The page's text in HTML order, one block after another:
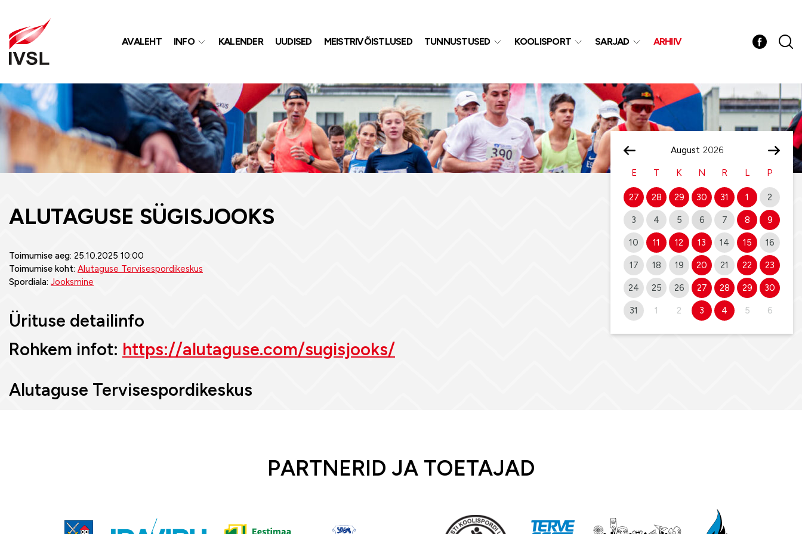
AVALEHT INFO KALENDER UUDISED MEISTRIVÕISTLUSED TUNNUSTUSED KOOLISPORT SARJAD ARHIIV
August
E T K N R L P
27 28 29 30 31 1 2
3 4 5 6 7 8 9
10 11 12 13 14 15 16
17 18 19 20 21 22 23
24 25 26 27 28 29 30
31 1 2 3 4 5 6
ALUTAGUSE SÜGISJOOKS
Toimumise aeg: 25.10.2025 10:00
Toimumise koht: Alutaguse Tervisespordikeskus
Spordiala:Jooksmine
Ürituse detailinfo
Rohkem infot: https://alutaguse.com/sugisjooks/
Alutaguse Tervisespordikeskus
PARTNERID JA TOETAJAD